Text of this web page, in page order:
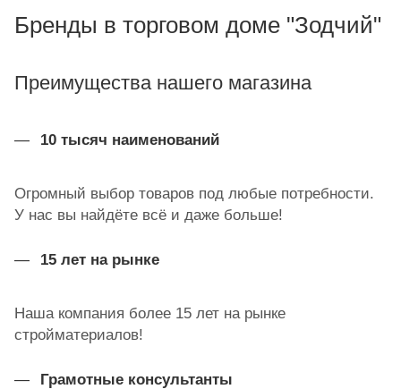
Бренды в торговом доме "Зодчий"
Преимущества нашего магазина
10 тысяч наименований
Огромный выбор товаров под любые потребности.
У нас вы найдёте всё и даже больше!
15 лет на рынке
Наша компания более 15 лет на рынке
стройматериалов!
Грамотные консультанты